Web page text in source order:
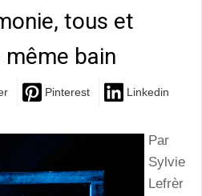
tous et
bain
Pinterest Linkedin
Par
Sylvie
Lefrèr